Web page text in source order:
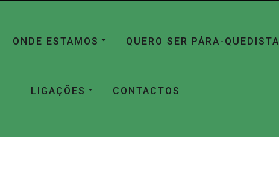
ONDE ESTAMOS QUERO SER PÁRA-QUEDISTA
LIGAÇÕES CONTACTOS